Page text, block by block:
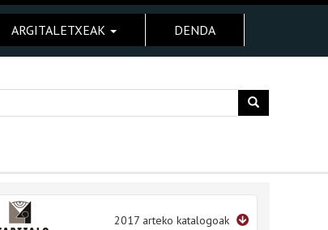
ARGITALETXEAK DENDA
2017 arteko katalogoak